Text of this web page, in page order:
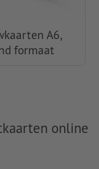
A6,
formaat
online